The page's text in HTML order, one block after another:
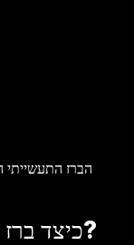
הברז התעשייתי
כיצד ברז תעשייתי משדרג את המטבח?